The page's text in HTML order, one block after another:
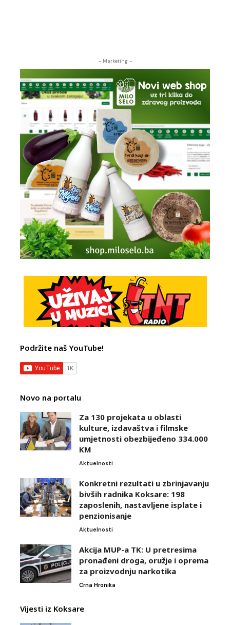
- Marketing -
Podržite naš YouTube!
Novo na portalu
Za 130 projekata u oblasti
kulture, izdavaštva i filmske
umjetnosti obezbijeđeno 334.000
KM
Aktuelnosti
Konkretni rezultati u zbrinjavanju
bivših radnika Koksare: 198
zaposlenih, nastavljene isplate i
penzionisanje
Aktuelnosti
Akcija MUP-a TK: U pretresima
pronađeni droga, oružje i oprema
za proizvodnju narkotika
Crna Hronika
Vijesti iz Koksare